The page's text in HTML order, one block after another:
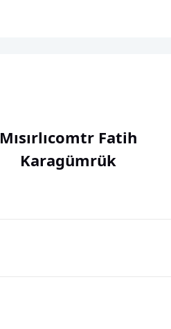
Mısırlıcomtr Fatih
Karagümrük